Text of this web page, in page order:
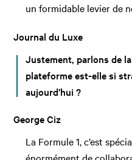
un formidable levier de
Journal du Luxe
Justement, parlons de
plateforme est-elle si
aujourd’hui ?
George Ciz
La Formule 1, c’est
énormément de